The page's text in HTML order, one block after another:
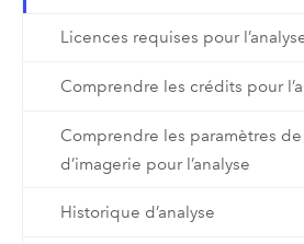
Licences requises pour
Comprendre les crédits pour
Comprendre les paramètres
d’imagerie pour l’analyse
Historique d’analyse